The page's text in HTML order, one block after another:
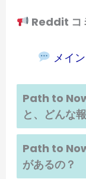
Reddit コ
メイ
Path to
と、どんな
Path to
があるの？